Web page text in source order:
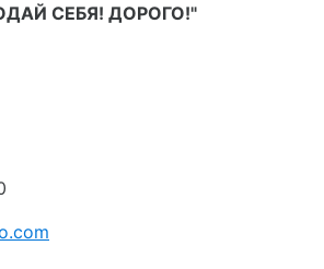
СЕБЯ! ДОРОГО!"